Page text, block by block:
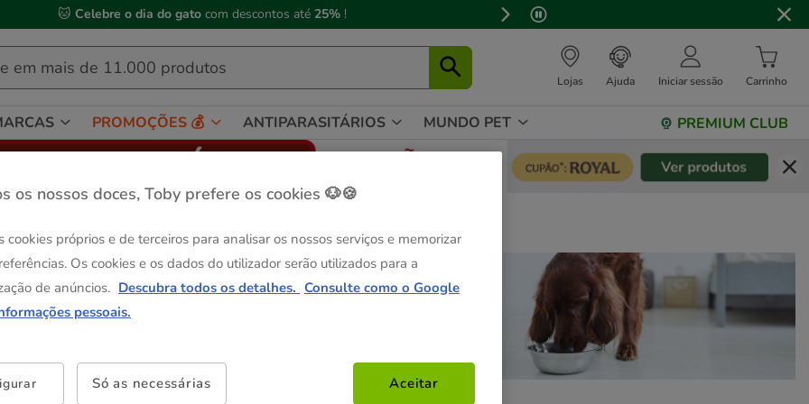
🐱 Celebre o dia do gato com descontos até 25% !
Lojas Ajuda Iniciar sessão Carrinho
PROMOÇÕES 💰 ANTIPARASITÁRIOS MUNDO PET PREMIUM CLUB
CÃES
os nossos doces, Toby prefere os cookies 🐶🍪
cookies próprios e de terceiros para analisar os nossos serviços e memorizar
Os cookies e os dados do utilizador serão utilizados para a
de anúncios. Descubra todos os detalhes. Consulte como o Google
pessoais.
Só as necessárias Aceitar